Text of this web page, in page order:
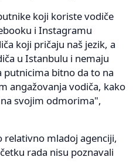
koji koriste vodiče
i Instagramu
koji pričaju naš jezik, a
u Istanbulu i nemaju
putnicima bitno da to na
angažovanja vodiča, kako
svojim odmorima",
relativno mladoj agenciji,
rada nisu poznavali